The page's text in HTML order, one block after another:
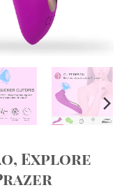
Explore